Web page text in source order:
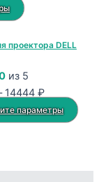
Этот
имеет
вариаций.
Опции
можно
выбрать
товара.
проектора DELL
из 5
14444 ₽Диапазон
цен:
2560 ₽
параметры